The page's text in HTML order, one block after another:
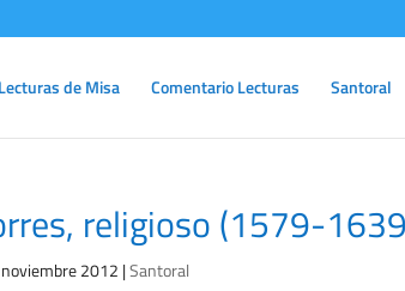
Lecturas de Misa Comentario Lecturas Santoral
religioso (1579-
2012 |Santoral